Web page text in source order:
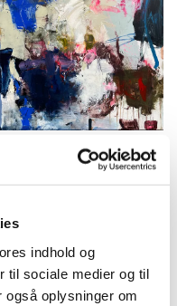
indhold og
til sociale medier og til
oplysninger om
80x80x4 cm 14.500,- DKK